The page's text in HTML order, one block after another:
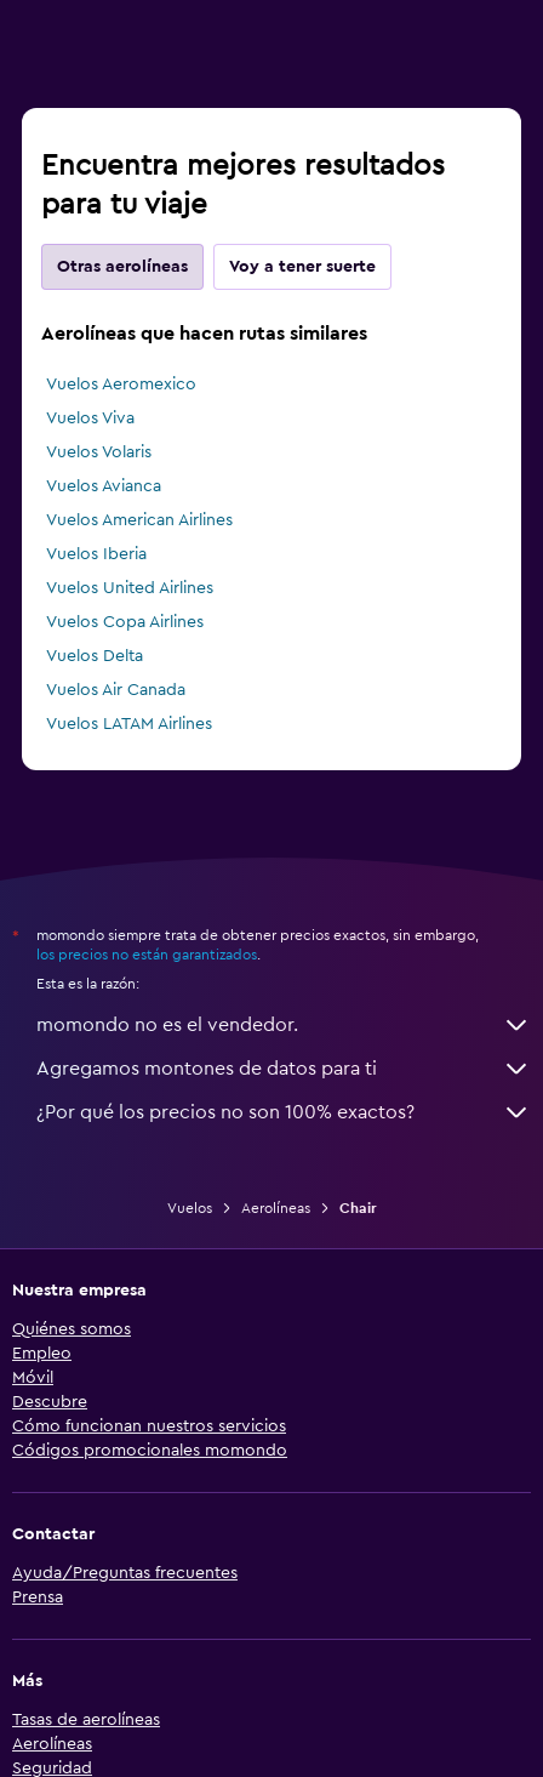
Encuentra mejores resultados
para tu viaje
Otras aerolíneas Voy a tener suerte
Aerolíneas que hacen rutas similares
Vuelos Aeromexico
Vuelos Viva
Vuelos Volaris
Vuelos Avianca
Vuelos American Airlines
Vuelos Iberia
Vuelos United Airlines
Vuelos Copa Airlines
Vuelos Delta
Vuelos Air Canada
Vuelos LATAM Airlines
*
momondo siempre trata de obtener precios exactos, sin embargo,
los precios no están garantizados
Esta es la razón:
momondo no es el vendedor.
Agregamos montones de datos para ti
¿Por qué los precios no son 100% exactos?
Vuelos Aerolíneas Chair
Nuestra empresa
Quiénes somos
Empleo
Móvil
Descubre
Cómo funcionan nuestros servicios
Códigos promocionales momondo
Contactar
Ayuda/Preguntas frecuentes
Prensa
Más
Tasas de aerolíneas
Aerolíneas
Seguridad